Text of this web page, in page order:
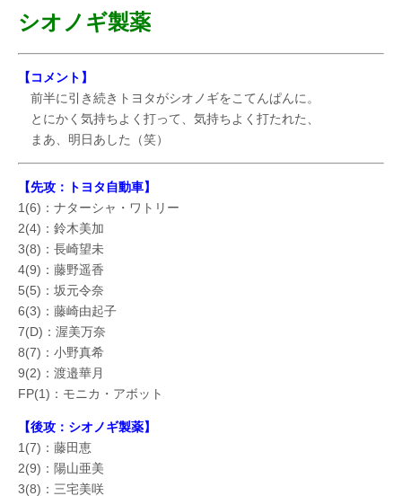
シオノギ製薬
【コメント】
前半に引き続きトヨタがシオノギをこてんぱんに。
とにかく気持ちよく打って、気持ちよく打たれた、
まあ、明日あした（笑）
【先攻：トヨタ自動車】
1(6)：ナターシャ・ワトリー
2(4)：鈴木美加
3(8)：長崎望未
4(9)：藤野遥香
5(5)：坂元令奈
6(3)：藤崎由起子
7(D)：渥美万奈
8(7)：小野真希
9(2)：渡邉華月
FP(1)：モニカ・アボット
【後攻：シオノギ製薬】
1(7)：藤田恵
2(9)：陽山亜美
3(8)：三宅美咲